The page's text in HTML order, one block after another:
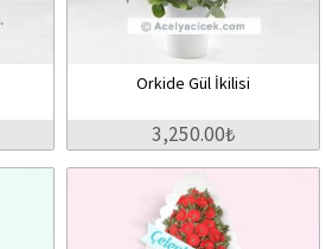
Orkide Gül İkilisi
3,250.00₺